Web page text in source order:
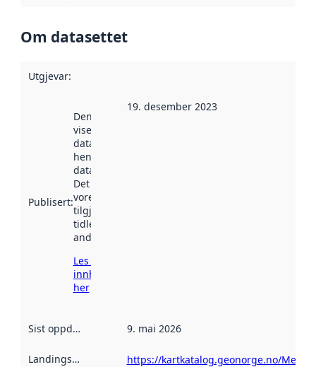
Om datasettet
Utgjevar:
Publisert:
Denne datoen
viser når
datasettet vart
henta inn av
data.norge.no.
Det kan ha
vore
tilgjengeleg
tidlegare
andre stader.
Les meir om
innhenting
her
19. desember 2023
Sist oppdatert 9. mai 2026
Landingsside
https://kartkatalog.geonorge.no/